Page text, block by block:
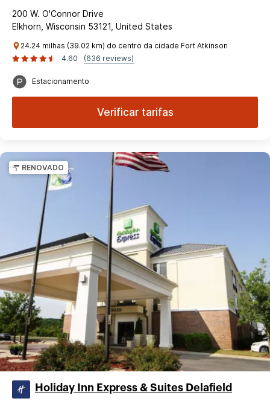
200 W. O'Connor Drive
Elkhorn, Wisconsin 53121, United States
24.24 milhas (39.02 km) do centro da cidade Fort Atkinson
4.60
(636 reviews)
Estacionamento
Verificar tarifas
RENOVADO
Holiday Inn Express & Suites Delafield